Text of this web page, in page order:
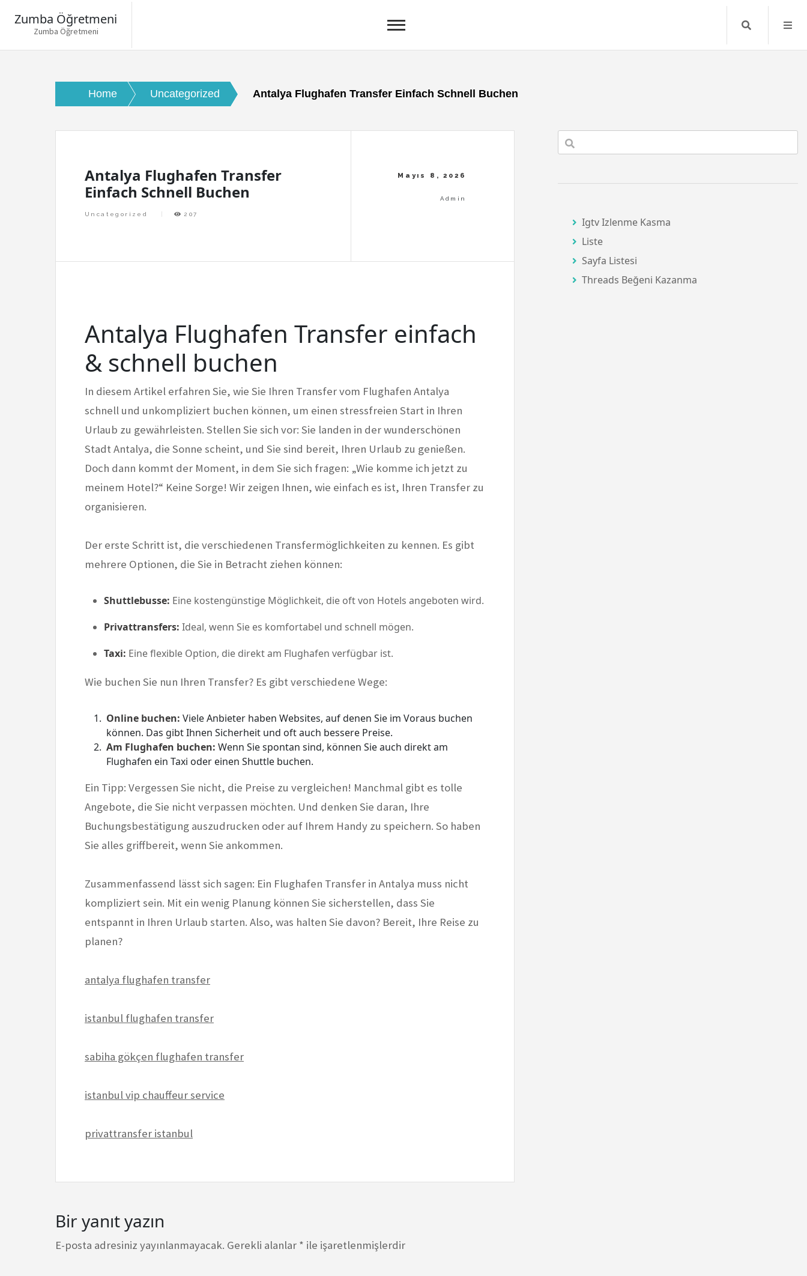
Zumba Öğretmeni
Zumba Öğretmeni Search
Home Uncategorized Antalya Flughafen Transfer Einfach Schnell Buchen
Antalya Flughafen Transfer
Einfach Schnell Buchen
Uncategorized 207
Antalya Flughafen Transfer einfach
& schnell buchen
In diesem Artikel erfahren Sie, wie Sie Ihren Transfer vom Flughafen Antalya
schnell und unkompliziert buchen können, um einen stressfreien Start in Ihren
Urlaub zu gewährleisten. Stellen Sie sich vor: Sie landen in der wunderschönen
Stadt Antalya, die Sonne scheint, und Sie sind bereit, Ihren Urlaub zu genießen.
Doch dann kommt der Moment, in dem Sie sich fragen: „Wie komme ich jetzt zu
meinem Hotel?“ Keine Sorge! Wir zeigen Ihnen, wie einfach es ist, Ihren Transfer zu
organisieren.
Der erste Schritt ist, die verschiedenen Transfermöglichkeiten zu kennen. Es gibt
mehrere Optionen, die Sie in Betracht ziehen können:
Shuttlebusse: Eine kostengünstige Möglichkeit, die oft von Hotels angeboten wird.
Privattransfers: Ideal, wenn Sie es komfortabel und schnell mögen.
Taxi: Eine flexible Option, die direkt am Flughafen verfügbar ist.
Wie buchen Sie nun Ihren Transfer? Es gibt verschiedene Wege:
Online buchen: Viele Anbieter haben Websites, auf denen Sie im Voraus buchen
können. Das gibt Ihnen Sicherheit und oft auch bessere Preise.
Am Flughafen buchen: Wenn Sie spontan sind, können Sie auch direkt am
Flughafen ein Taxi oder einen Shuttle buchen.
Ein Tipp: Vergessen Sie nicht, die Preise zu vergleichen! Manchmal gibt es tolle
Angebote, die Sie nicht verpassen möchten. Und denken Sie daran, Ihre
Buchungsbestätigung auszudrucken oder auf Ihrem Handy zu speichern. So haben
Sie alles griffbereit, wenn Sie ankommen.
Zusammenfassend lässt sich sagen: Ein Flughafen Transfer in Antalya muss nicht
kompliziert sein. Mit ein wenig Planung können Sie sicherstellen, dass Sie
entspannt in Ihren Urlaub starten. Also, was halten Sie davon? Bereit, Ihre Reise zu
planen?
antalya flughafen transfer
istanbul flughafen transfer
sabiha gökçen flughafen transfer
istanbul vip chauffeur service
privattransfer istanbul
Bir yanıt yazın
E-posta adresiniz yayınlanmayacak. Gerekli alanlar * ile işaretlenmişlerdir
Igtv Izlenme Kasma
Liste
Sayfa Listesi
Threads Beğeni Kazanma